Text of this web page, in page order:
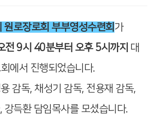
원로장로회 부부영성수련회 가
전 9시 40분부터 오후 5시까지 대
에서 진행되었습니다.
감독, 채성기 감독, 전용재 감독,
강득환 담임목사를 모셨습니다.